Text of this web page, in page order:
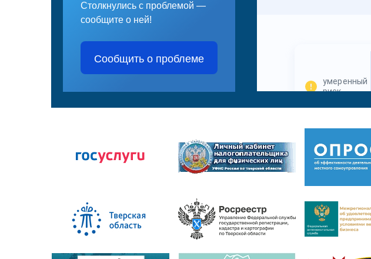
Столкнулись с проблемой —
сообщите о ней!
Сообщить о проблеме